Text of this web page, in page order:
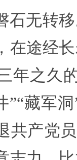
石无转
在途经
年之久
”“藏军
共产党